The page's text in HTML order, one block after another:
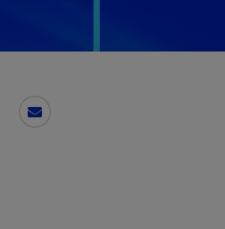
יעוץ ניהול סיכונים GRCS וביקורת פנים
יעוץ ליווי עסקאות Deal Advisory
נבחרת תעשייה
ותקשורת